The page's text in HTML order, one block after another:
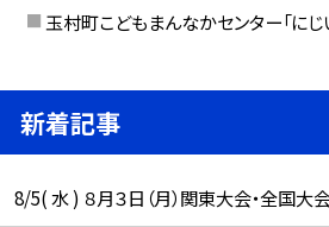
玉村町こどもまんなかセンター「にじ
新着記事
8/5( 水 ) ８月３日（月）関東大会・全国大